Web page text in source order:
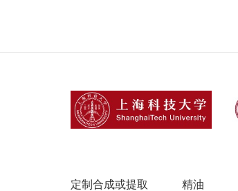
定制合成或提取 精油